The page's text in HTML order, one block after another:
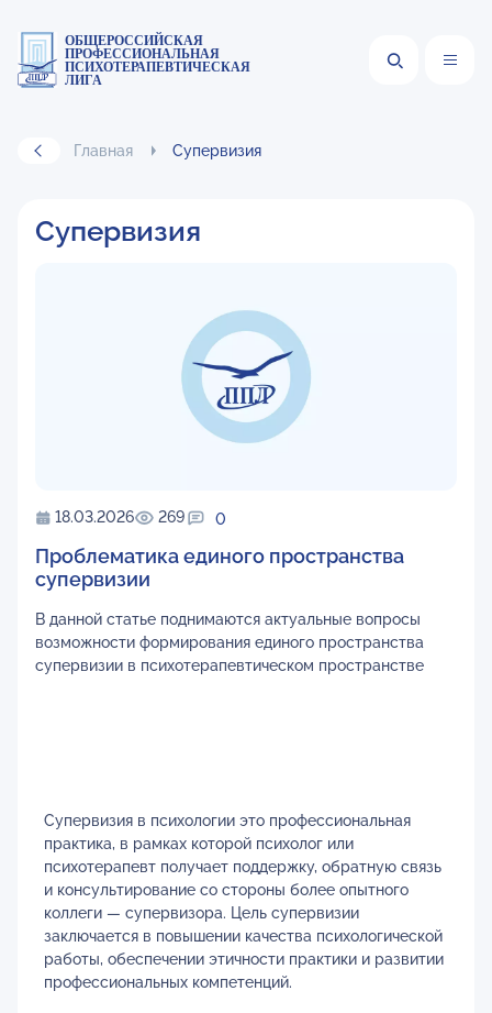
ОБЩЕРОССИЙСКАЯ
ПРОФЕССИОНАЛЬНАЯ
ПСИХОТЕРАПЕВТИЧЕСКАЯ
ЛИГА
Главная Супервизия
Супервизия
18.03.2026 269 0
Проблематика единого пространства
супервизии
В данной статье поднимаются актуальные вопросы
возможности формирования единого пространства
супервизии в психотерапевтическом пространстве
Супервизия в психологии это профессиональная
практика, в рамках которой психолог или
психотерапевт получает поддержку, обратную связь
и консультирование со стороны более опытного
коллеги — супервизора. Цель супервизии
заключается в повышении качества психологической
работы, обеспечении этичности практики и развитии
профессиональных компетенций.